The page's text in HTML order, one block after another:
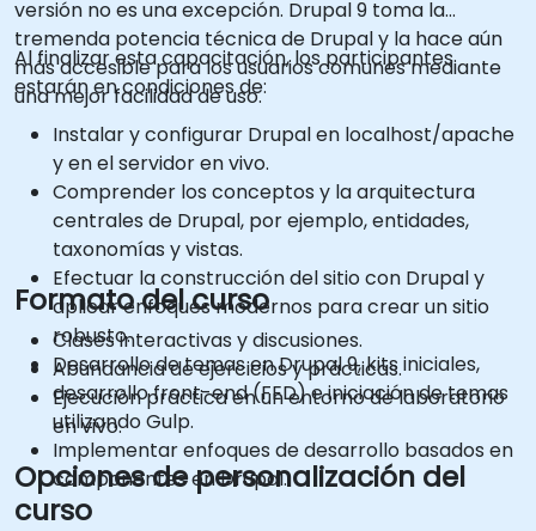
versión no es una excepción. Drupal 9 toma la
tremenda potencia técnica de Drupal y la hace aún
más accesible para los usuarios comunes mediante
una mejor facilidad de uso.
Al finalizar esta capacitación, los participantes
estarán en condiciones de:
Instalar y configurar Drupal en localhost/apache
y en el servidor en vivo.
Comprender los conceptos y la arquitectura
centrales de Drupal, por ejemplo, entidades,
taxonomías y vistas.
Efectuar la construcción del sitio con Drupal y
aplicar enfoques modernos para crear un sitio
robusto.
Desarrollo de temas en Drupal 9, kits iniciales,
desarrollo front-end (FED) e iniciación de temas
utilizando Gulp.
Implementar enfoques de desarrollo basados en
componentes en Drupal.
Formato del curso
Clases interactivas y discusiones.
Abundancia de ejercicios y prácticas.
Ejecución práctica en un entorno de laboratorio
en vivo.
Opciones de personalización del
curso